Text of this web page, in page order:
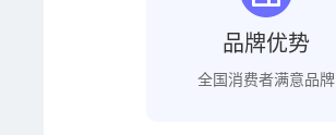
品牌优势
全国消费者满意品牌